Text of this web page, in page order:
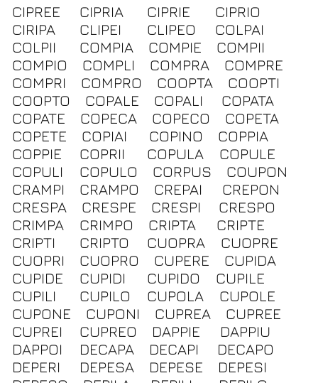
CIPREE
CIPRIA CIPRIE
CIPRIO
CIRIPA
CLIPEI CLIPEO
COLPAI
COLPII
COMPIA COMPIE
COMPII
COMPIO
COMPLI COMPRA
COMPRE
COMPRI
COMPRO COOPTA
COOPTI
COOPTO
COPALE COPALI
COPATA
COPATE
COPECA COPECO
COPETA
COPETE
COPIAI COPINO
COPPIA
COPPIE
COPRII COPULA
COPULE
COPULI
COPULO CORPUS
COUPON
CRAMPI
CRAMPO CREPAI
CREPON
CRESPA
CRESPE CRESPI
CRESPO
CRIMPA
CRIMPO CRIPTA
CRIPTE
CRIPTI
CRIPTO CUOPRA
CUOPRE
CUOPRI
CUOPRO CUPERE
CUPIDA
CUPIDE
CUPIDI CUPIDO
CUPILE
CUPILI
CUPILO CUPOLA
CUPOLE
CUPONE
CUPONI CUPREA
CUPREE
CUPREI
CUPREO DAPPIE
DAPPIU
DAPPOI
DECAPA DECAPI
DECAPO
DEPERI
DEPESA DEPESE
DEPESI